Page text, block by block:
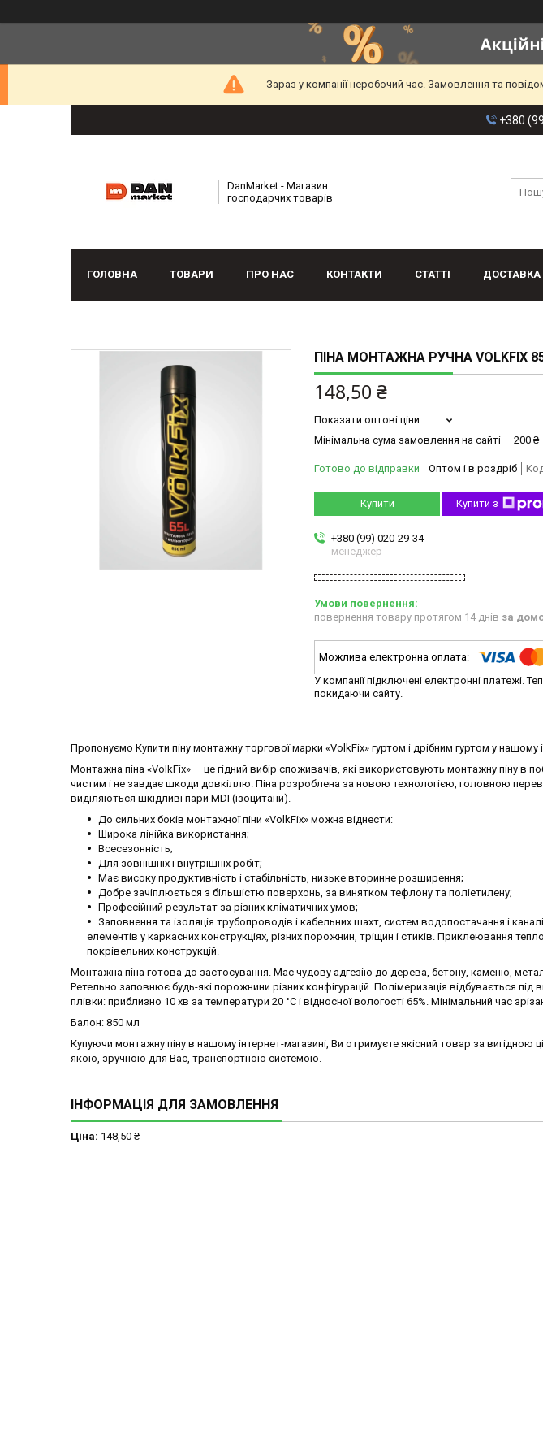
Зараз у компанії неробочий час. Замовлення та
+380
DanMarket - Магазин
господарчих товарів
ГОЛОВНА ТОВАРИ ПРО НАС КОНТАКТИ СТАТТІ ДОСТАВКА
ПІНА МОНТАЖНА РУЧНА VOLKFIX
148,50 ₴
Показати оптові ціни
Мінімальна сума замовлення на сайті — 200 ₴
Готово до відправки Оптом і в роздріб
Купити Купити з
+380 (99) 020-29-34
менеджер
повернення товару протягом 14 днів за
У компанії підключені електронні платежі.
покидаючи сайту.
Пропонуємо Купити піну монтажну торгової марки «VolkFix» гуртом і дрібним гуртом у нашому
Монтажна піна «VolkFix» — це гідний вибір споживачів, які використовують монтажну піну в
чистим і не завдає шкоди довкіллю. Піна розроблена за новою технологією, головною
виділяються шкідливі пари MDI (ізоцитани).
До сильних боків монтажної піни «VolkFix» можна віднести:
Широка лінійка використання;
Всесезонність;
Для зовнішніх і внутрішніх робіт;
Має високу продуктивність і стабільність, низьке вторинне розширення;
Добре зачіплюється з більшістю поверхонь, за винятком тефлону та поліетилену;
Професійний результат за різних кліматичних умов;
Заповнення та ізоляція трубопроводів і кабельних шахт, систем водопостачання і
елементів у каркасних конструкціях, різних порожнин, тріщин і стиків. Приклеювання
покрівельних конструкцій.
Монтажна піна готова до застосування. Має чудову адгезію до дерева, бетону, каменю,
Ретельно заповнює будь-які порожнини різних конфігурацій. Полімеризація відбувається
плівки: приблизно 10 хв за температури 20 °C і відносної вологості 65%. Мінімальний час
Балон: 850 мл
Купуючи монтажну піну в нашому інтернет-магазині, Ви отримуєте якісний товар за вигідною
якою, зручною для Вас, транспортною системою.
ІНФОРМАЦІЯ ДЛЯ ЗАМОВЛЕННЯ
Ціна: 148,50 ₴